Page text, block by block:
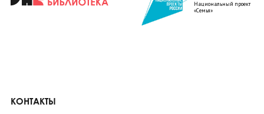
Национальный проект
«Семья»
КОНТАКТЫ